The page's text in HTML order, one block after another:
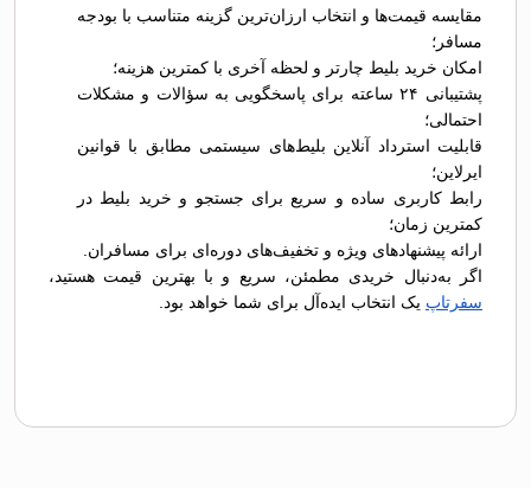
مقایسه قیمت‌ها و انتخاب ارزان‌ترین گزینه متناسب با بودجه
مسافر؛
امکان خرید بلیط چارتر و لحظه آخری با کمترین هزینه؛
پشتیبانی ۲۴ ساعته برای پاسخگویی به سؤالات و مشکلات
احتمالی؛
قابلیت استرداد آنلاین بلیط‌های سیستمی مطابق با قوانین
ایرلاین؛
رابط کاربری ساده و سریع برای جستجو و خرید بلیط در
کمترین زمان؛
ارائه پیشنهادهای ویژه و تخفیف‌های دوره‌ای برای مسافران.
اگر به‌دنبال خریدی مطمئن، سریع و با بهترین قیمت هستید،
سفرتاپ یک انتخاب ایده‌آل برای شما خواهد بود.